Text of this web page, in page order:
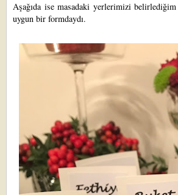
Aşağıda ise masadaki yerlerimizi
uygun bir formdaydı.